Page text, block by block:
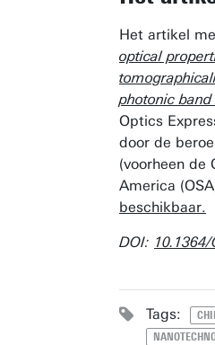
Het artikel
optical
photonic
Optics
door de
(voorheen de
America
beschikbaar.
DOI:
Tags: